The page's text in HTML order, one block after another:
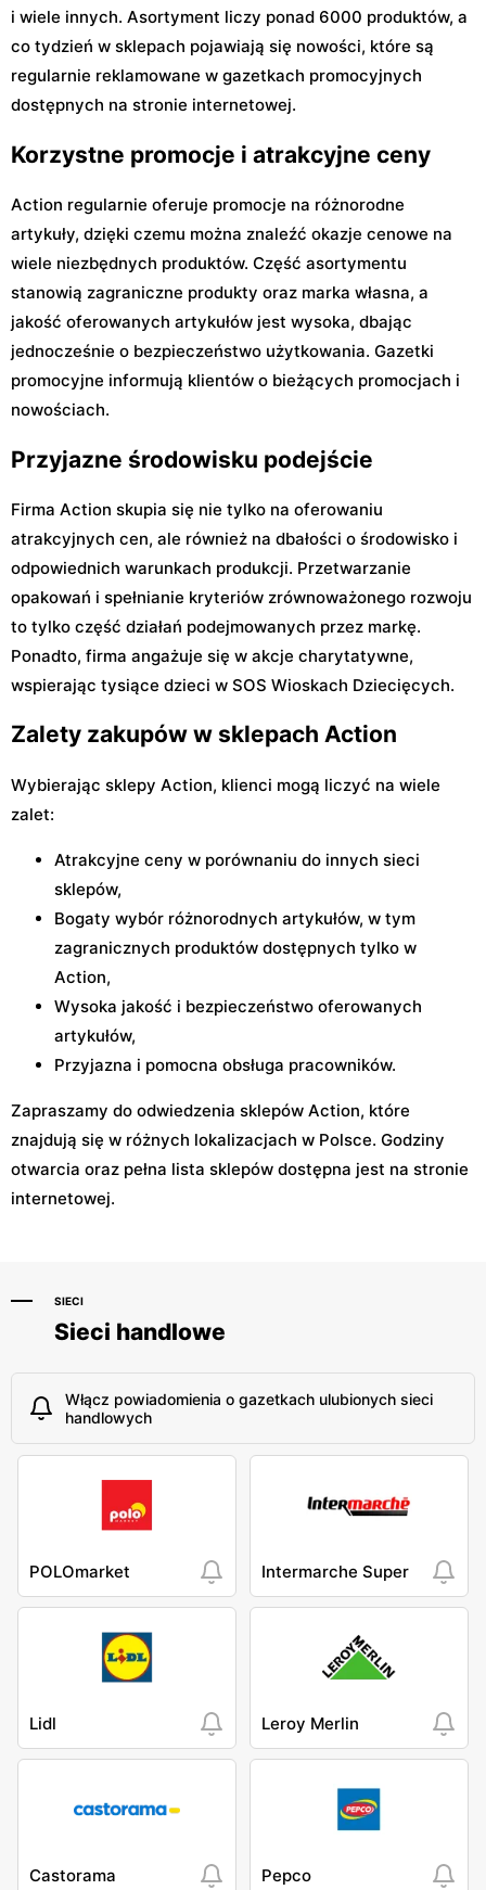
i wiele innych. Asortyment liczy ponad 6000 produktów, a
co tydzień w sklepach pojawiają się nowości, które są
regularnie reklamowane w gazetkach promocyjnych
dostępnych na stronie internetowej.
Korzystne promocje i atrakcyjne ceny
Action regularnie oferuje promocje na różnorodne
artykuły, dzięki czemu można znaleźć okazje cenowe na
wiele niezbędnych produktów. Część asortymentu
stanowią zagraniczne produkty oraz marka własna, a
jakość oferowanych artykułów jest wysoka, dbając
jednocześnie o bezpieczeństwo użytkowania. Gazetki
promocyjne informują klientów o bieżących promocjach i
nowościach.
Przyjazne środowisku podejście
Firma Action skupia się nie tylko na oferowaniu
atrakcyjnych cen, ale również na dbałości o środowisko i
odpowiednich warunkach produkcji. Przetwarzanie
opakowań i spełnianie kryteriów zrównoważonego rozwoju
to tylko część działań podejmowanych przez markę.
Ponadto, firma angażuje się w akcje charytatywne,
wspierając tysiące dzieci w SOS Wioskach Dziecięcych.
Zalety zakupów w sklepach Action
Wybierając sklepy Action, klienci mogą liczyć na wiele
zalet:
Atrakcyjne ceny w porównaniu do innych sieci
sklepów,
Bogaty wybór różnorodnych artykułów, w tym
zagranicznych produktów dostępnych tylko w
Action,
Wysoka jakość i bezpieczeństwo oferowanych
artykułów,
Przyjazna i pomocna obsługa pracowników.
Zapraszamy do odwiedzenia sklepów Action, które
znajdują się w różnych lokalizacjach w Polsce. Godziny
otwarcia oraz pełna lista sklepów dostępna jest na stronie
internetowej.
SIECI
Sieci handlowe
Włącz powiadomienia o gazetkach ulubionych sieci
handlowych
POLOmarket Intermarche Super
Lidl Leroy Merlin
Castorama Pepco